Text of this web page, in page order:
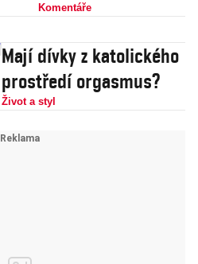
Kočí ho dorazila, VV
umírají
Komentáře
Mají dívky z katolického
prostředí orgasmus?
Život a styl